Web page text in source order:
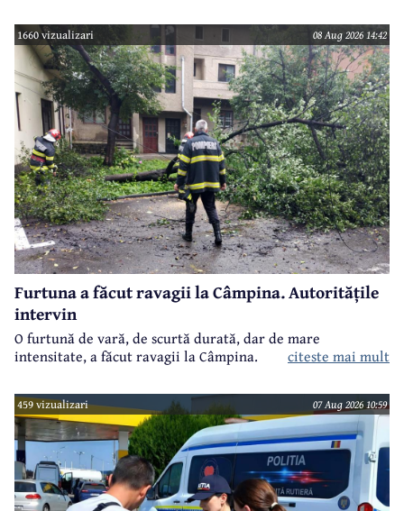
1660 vizualizari 08 Aug 2026 14:42
Furtuna a făcut ravagii la Câmpina. Autoritățile
intervin
O furtună de vară, de scurtă durată, dar de mare
intensitate, a făcut ravagii la Câmpina.
citeste mai mult
459 vizualizari 07 Aug 2026 10:59